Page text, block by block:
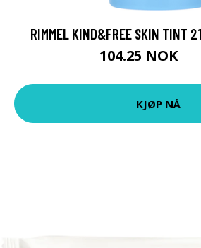
RIMMEL KIND&FREE SKIN TINT
104.25 NOK
KJØP NÅ